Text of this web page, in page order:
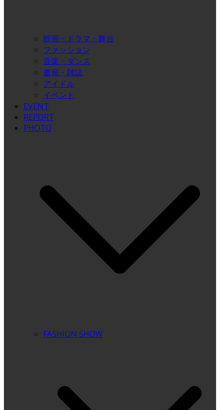
映画・ドラマ・舞台
ファッション
音楽・ダンス
書籍・雑誌
アイドル
イベント
EVENT
REPORT
PHOTO
FASHION SHOW